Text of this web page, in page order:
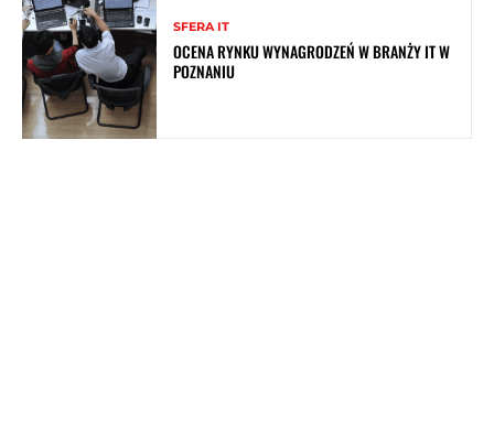
SFERA IT
OCENA RYNKU WYNAGRODZEŃ W BRANŻY IT W
POZNANIU